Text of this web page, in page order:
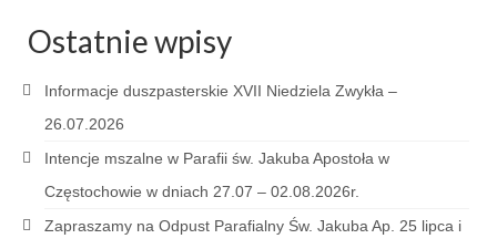
Narodowy Dzień Pamięci “Żołnierzy
Wyklętych” 2018
Galerie 2017
Wprowadzenie nowego Proboszcza
Imieniny kapłana
Ostatnie wpisy
Informacje duszpasterskie XVII Niedziela Zwykła –
26.07.2026
Intencje mszalne w Parafii św. Jakuba Apostoła w
Częstochowie w dniach 27.07 – 02.08.2026r.
Zapraszamy na Odpust Parafialny Św. Jakuba Ap. 25 lipca i